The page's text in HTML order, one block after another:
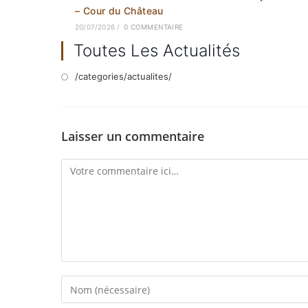
– Cour du Château
20/07/2026 / 0 COMMENTAIRE
Toutes Les Actualités
/categories/actualites/
Laisser un commentaire
Comment
Enter
your